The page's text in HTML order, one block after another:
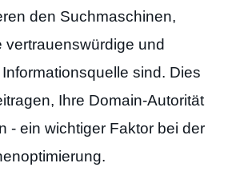
den Suchmaschinen,
vertrauenswürdige und
sind. Dies
Ihre Domain-Autorität
- ein wichtiger Faktor bei der